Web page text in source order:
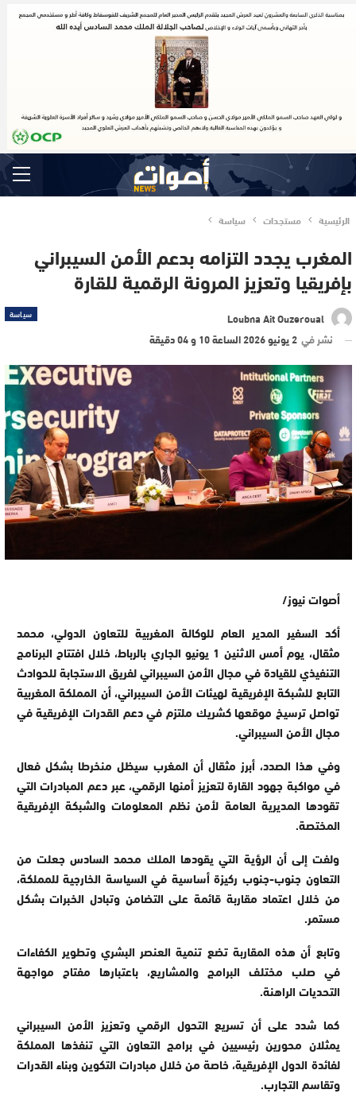
الرئيسية مستجدات سياسة
المغرب يجدد التزامه بدعم الأمن السيبراني
بإفريقيا وتعزيز المرونة الرقمية للقارة
سياسة
Loubna Ait Ouzeroual
نشر في 2 يونيو 2026 الساعة 10 و 04 دقيقة
أصوات نيوز/
أكد السفير المدير العام للوكالة المغربية للتعاون الدولي، محمد
مثقال، يوم أمس الاثنين 1 يونيو الجاري بالرباط، خلال افتتاح البرنامج
التنفيذي للقيادة في مجال الأمن السيبراني لفريق الاستجابة للحوادث
التابع للشبكة الإفريقية لهيئات الأمن السيبراني، أن المملكة المغربية
تواصل ترسيخ موقعها كشريك ملتزم في دعم القدرات الإفريقية في
مجال الأمن السيبراني.
وفي هذا الصدد، أبرز مثقال أن المغرب سيظل منخرطا بشكل فعال
في مواكبة جهود القارة لتعزيز أمنها الرقمي، عبر دعم المبادرات التي
تقودها المديرية العامة لأمن نظم المعلومات والشبكة الإفريقية
المختصة.
ولفت إلى أن الرؤية التي يقودها الملك محمد السادس جعلت من
التعاون جنوب-جنوب ركيزة أساسية في السياسة الخارجية للمملكة،
من خلال اعتماد مقاربة قائمة على التضامن وتبادل الخبرات بشكل
مستمر.
وتابع أن هذه المقاربة تضع تنمية العنصر البشري وتطوير الكفاءات
في صلب مختلف البرامج والمشاريع، باعتبارها مفتاح مواجهة
التحديات الراهنة.
كما شدد على أن تسريع التحول الرقمي وتعزيز الأمن السيبراني
يمثلان محورين رئيسيين في برامج التعاون التي تنفذها المملكة
لفائدة الدول الإفريقية، خاصة من خلال مبادرات التكوين وبناء القدرات
وتقاسم التجارب.